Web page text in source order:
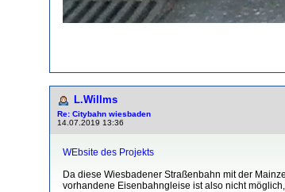
L.Willms
Re: Citybahn wiesbaden
14.07.2019 13:36
WEbsite des Projekts
Da diese Wiesbadener Straßenbahn mit der
vorhandene Eisenbahngleise ist also nicht